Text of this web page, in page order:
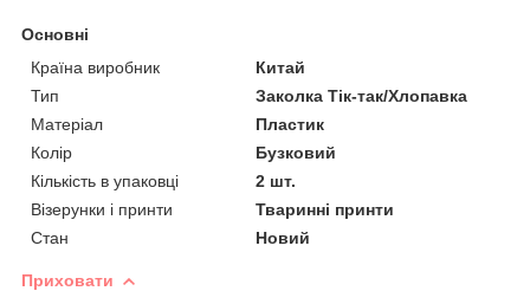
Основні
Країна виробник
Китай
Тип
Заколка Тік-так/Хлопавка
Матеріал
Пластик
Колір
Бузковий
Кількість в упаковці
2 шт.
Візерунки і принти
Тваринні принти
Стан
Новий
Приховати